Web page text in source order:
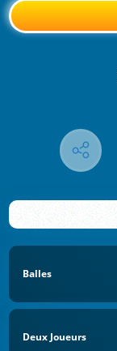
Balles
Deux Joueurs